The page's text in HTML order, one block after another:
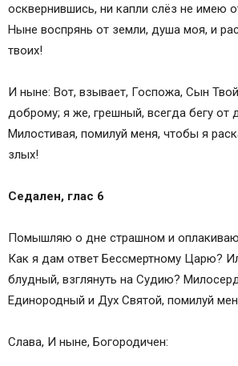
осквернившись, ни капли слёз не имею
Ныне воспрянь от земли, душа моя, и
твоих!
И ныне: Вот, взывает, Госпожа, Сын
доброму; я же, грешный, всегда бегу от
Милостивая, помилуй меня, чтобы я
злых!
Седален, глас 6
Помышляю о дне страшном и
Как я дам ответ Бессмертному Царю?
блудный, взглянуть на Судию?
Единородный и Дух Святой, помилуй
Слава, И ныне, Богородичен: